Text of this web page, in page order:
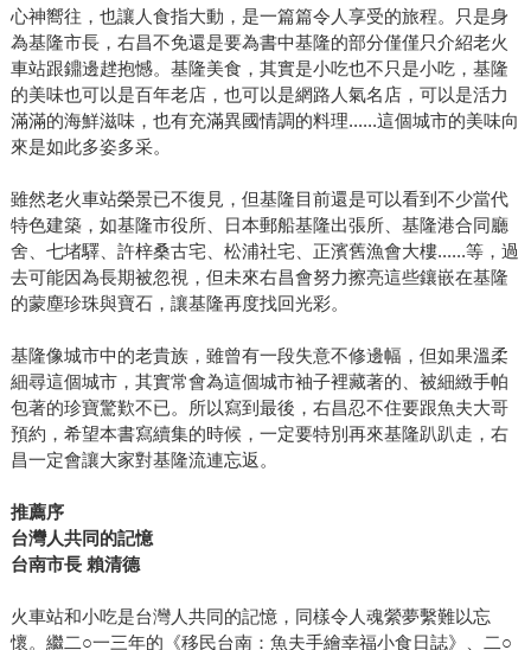
心神嚮往，也讓人食指大動，是一篇篇令人享受的旅程。只是身
為基隆市長，右昌不免還是要為書中基隆的部分僅僅只介紹老火
車站跟鐤邊趖抱憾。基隆美食，其實是小吃也不只是小吃，基隆
的美味也可以是百年老店，也可以是網路人氣名店，可以是活力
滿滿的海鮮滋味，也有充滿異國情調的料理......這個城市的美味向
來是如此多姿多采。
雖然老火車站榮景已不復見，但基隆目前還是可以看到不少當代
特色建築，如基隆市役所、日本郵船基隆出張所、基隆港合同廳
舍、七堵驛、許梓桑古宅、松浦社宅、正濱舊漁會大樓......等，過
去可能因為長期被忽視，但未來右昌會努力擦亮這些鑲嵌在基隆
的蒙塵珍珠與寶石，讓基隆再度找回光彩。
基隆像城市中的老貴族，雖曾有一段失意不修邊幅，但如果溫柔
細尋這個城市，其實常會為這個城市袖子裡藏著的、被細緻手帕
包著的珍寶驚歎不已。所以寫到最後，右昌忍不住要跟魚夫大哥
預約，希望本書寫續集的時候，一定要特別再來基隆趴趴走，右
昌一定會讓大家對基隆流連忘返。
推薦序
台灣人共同的記憶
台南市長 賴清德
火車站和小吃是台灣人共同的記憶，同樣令人魂縈夢繫難以忘
懷。繼二○一三年的《移民台南：魚夫手繪幸福小食日誌》、二○